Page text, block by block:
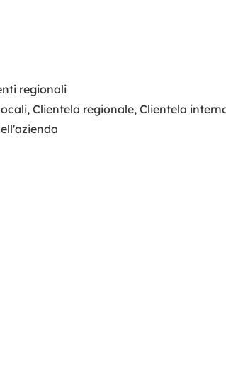
regionali
, Clientela regionale, Clientela